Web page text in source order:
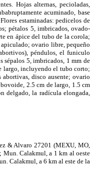
Hojas alternas, pecioladas,
acuminado, base
estaminadas: pedicelos de
pétalos 5, imbricados, ovado-
en ápice del tubo de la corola;
apiculado; ovario libre, pequeño
péndulos, el funiculo
sépalos 5, imbricados, 1 mm de
largo, incluyendo el tubo corto;
disco ausente; ovario
2.5 cm de largo, 1.5 cm
delgado, la radícula elongada,
& Alvaro 27201 (MEXU, MO,
Calakmul, a 1 km al oeste
Calakmul, a 6 km al este de la